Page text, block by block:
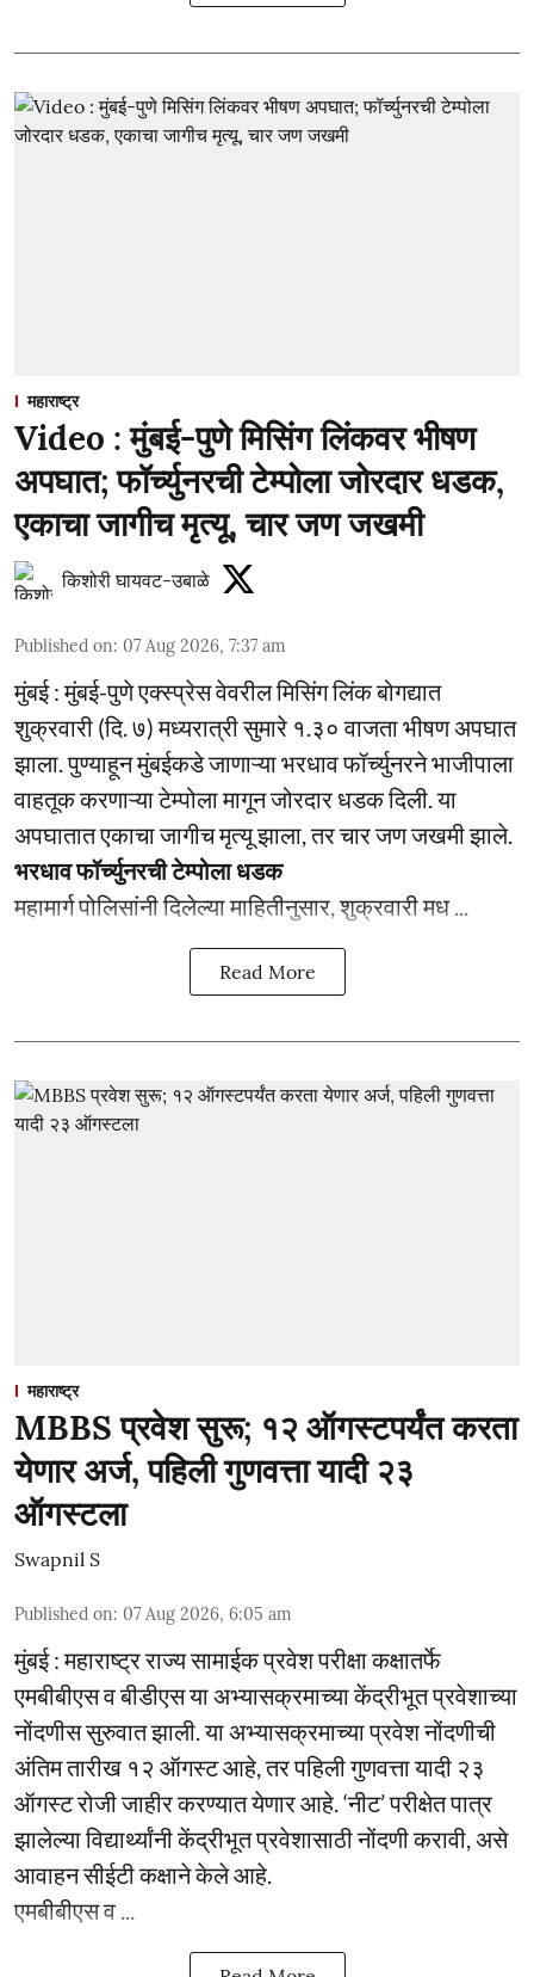
महाराष्ट्र
Video : मुंबई-पुणे मिसिंग लिंकवर भीषण
अपघात; फॉर्च्युनरची टेम्पोला जोरदार धडक,
एकाचा जागीच मृत्यू, चार जण जखमी
किशोरी घायवट-उबाळे
Published on: 07 Aug 2026, 7:37 am
मुंबई : मुंबई-पुणे एक्स्प्रेस वेवरील मिसिंग लिंक बोगद्यात
शुक्रवारी (दि. ७) मध्यरात्री सुमारे १.३० वाजता भीषण अपघात
झाला. पुण्याहून मुंबईकडे जाणाऱ्या भरधाव फॉर्च्युनरने भाजीपाला
वाहतूक करणाऱ्या टेम्पोला मागून जोरदार धडक दिली. या
अपघातात एकाचा जागीच मृत्यू झाला, तर चार जण जखमी झाले.
भरधाव फॉर्च्युनरची टेम्पोला धडक
महामार्ग पोलिसांनी दिलेल्या माहितीनुसार, शुक्रवारी मध ...
Read More
महाराष्ट्र
MBBS प्रवेश सुरू; १२ ऑगस्टपर्यंत करता
येणार अर्ज, पहिली गुणवत्ता यादी २३
ऑगस्टला
Swapnil S
Published on: 07 Aug 2026, 6:05 am
मुंबई : महाराष्ट्र राज्य सामाईक प्रवेश परीक्षा कक्षातर्फे
एमबीबीएस व बीडीएस या अभ्यासक्रमाच्या केंद्रीभूत प्रवेशाच्या
नोंदणीस सुरुवात झाली. या अभ्यासक्रमाच्या प्रवेश नोंदणीची
अंतिम तारीख १२ ऑगस्ट आहे, तर पहिली गुणवत्ता यादी २३
ऑगस्ट रोजी जाहीर करण्यात येणार आहे. ‘नीट’ परीक्षेत पात्र
झालेल्या विद्यार्थ्यांनी केंद्रीभूत प्रवेशासाठी नोंदणी करावी, असे
आवाहन सीईटी कक्षाने केले आहे.
एमबीबीएस व ...